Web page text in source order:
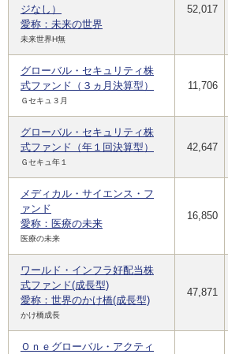
ジなし）
愛称：未来の世界
未来世界H無
52,017
グローバル・セキュリティ株
式ファンド（３ヵ月決算型）
Ｇセキュ３月
11,706
グローバル・セキュリティ株
式ファンド（年１回決算型）
Ｇセキュ年１
42,647
メディカル・サイエンス・フ
ァンド
愛称：医療の未来
医療の未来
16,850
ワールド・インフラ好配当株
式ファンド(成長型)
愛称：世界のかけ橋(成長型)
かけ橋成長
47,871
Ｏｎｅグローバル・アクティ